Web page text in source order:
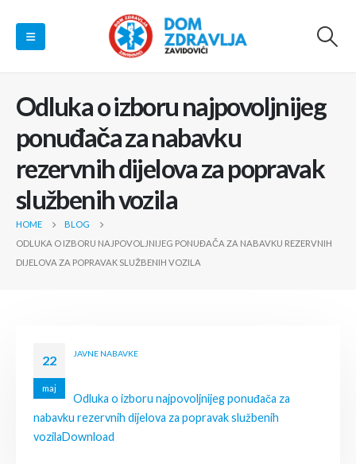
Odluka o izboru najpovoljnijeg
ponuđača za nabavku
rezervnih dijelova za popravak
službenih vozila
HOME
BLOG
ODLUKA O IZBORU NAJPOVOLJNIJEG PONUĐAČA ZA NABAVKU REZERVNIH
DIJELOVA ZA POPRAVAK SLUŽBENIH VOZILA
22
maj
JAVNE NABAVKE
Odluka o izboru najpovoljnijeg ponuđača za
nabavku rezervnih dijelova za popravak službenih
vozilaDownload